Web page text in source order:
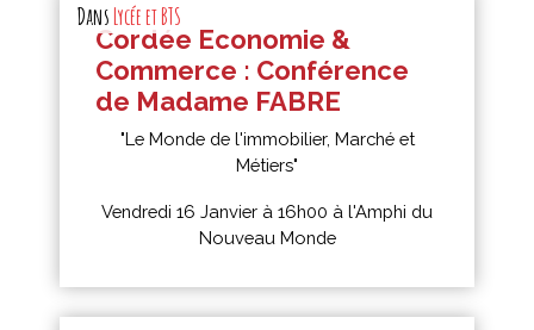
DansLycée et BTS
Cordée Economie &
Commerce : Conférence
de Madame FABRE
"Le Monde de l'immobilier, Marché et
Métiers"
Vendredi 16 Janvier à 16h00 à l'Amphi du
Nouveau Monde